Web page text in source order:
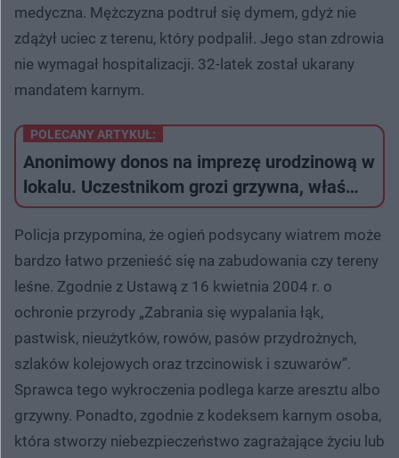
medyczna. Mężczyzna podtruł się dymem, gdyż nie
zdążył uciec z terenu, który podpalił. Jego stan zdrowia
nie wymagał hospitalizacji. 32-latek został ukarany
mandatem karnym.
POLECANY ARTYKUŁ:
Anonimowy donos na imprezę urodzinową w
lokalu. Uczestnikom grozi grzywna, właś…
Policja przypomina, że ogień podsycany wiatrem może
bardzo łatwo przenieść się na zabudowania czy tereny
leśne. Zgodnie z Ustawą z 16 kwietnia 2004 r. o
ochronie przyrody „Zabrania się wypalania łąk,
pastwisk, nieużytków, rowów, pasów przydrożnych,
szlaków kolejowych oraz trzcinowisk i szuwarów”.
Sprawca tego wykroczenia podlega karze aresztu albo
grzywny. Ponadto, zgodnie z kodeksem karnym osoba,
która stworzy niebezpieczeństwo zagrażające życiu lub